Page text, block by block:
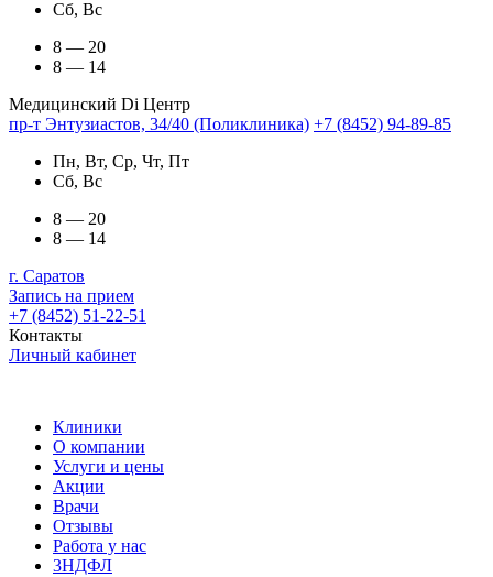
Сб, Вс
8 — 20
8 — 14
Медицинский Di Центр
пр-т Энтузиастов, 34/40 (Поликлиника) +7 (8452) 94-89-85
Пн, Вт, Ср, Чт, Пт
Сб, Вс
8 — 20
8 — 14
г. Саратов
Запись на прием
+7 (8452) 51-22-51
Контакты
Личный кабинет
Клиники
О компании
Услуги и цены
Акции
Врачи
Отзывы
Работа у нас
3НДФЛ